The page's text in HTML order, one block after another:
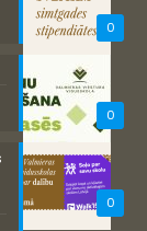
0
0
0